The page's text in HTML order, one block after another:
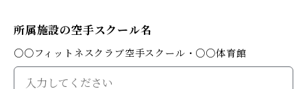
所属施設の空手スクール名
○○フィットネスクラブ空手スクール・○○体育館